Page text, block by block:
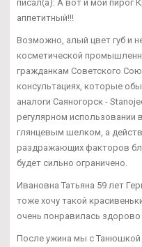
писал(а): А вот и мой пирог
аппетитный!!!
Возможно, алый цвет губ и
косметической
гражданкам Советского
консультациях, которые
аналоги Саяногорск -
регулярном использовании
глянцевым шелком, а
раздражающих факторов
будет сильно ограничено.
Ивановна Татьяна 59 лет
тоже хочу такой
очень понравилась
После ужина мы с